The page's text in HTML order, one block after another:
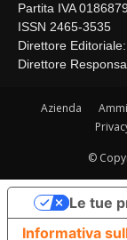
Partita IVA
ISSN 2465-3535
Direttore
Direttore
Azienda
©
Informativa
Le tue